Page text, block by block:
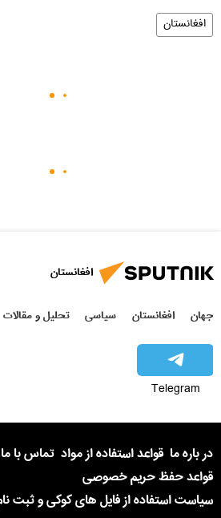
افغانستان
افغانستان
جهان افغانستان سیاسی تحلیل و مقالات
Telegram
در باره ما قواعد استفاده از مواد تماس با ما
قواعد حفظ حریم خصوصی
سیاست استفاده از فایل های کوکی و ثبت